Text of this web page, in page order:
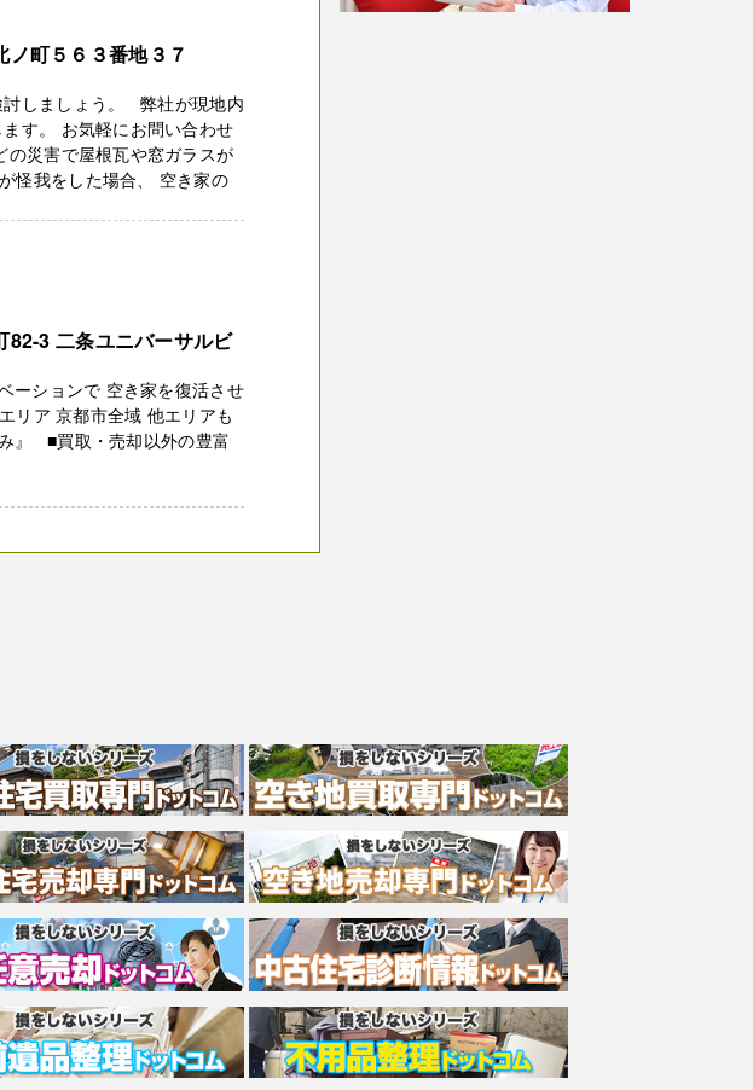
町５６３番地３７
討しましょう。 弊社が現地内
す。 お気軽にお問い合わせ
の災害で屋根瓦や窓ガラスが
怪我をした場合、 空き家の
82-3 二条ユニバーサルビ
ーションで 空き家を復活させ
ア 京都市全域 他エリアも
』 ■買取・売却以外の豊富